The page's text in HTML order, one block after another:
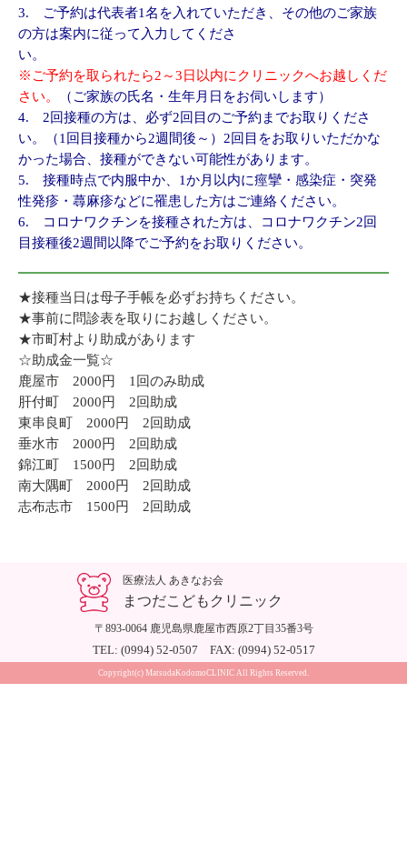
3. ご予約は代表者1名を入れていただき、その他のご家族
の方は案内に従って入力してくださ
い
※ご予約を取られたら2～3日以内にクリニックへお越しくだ
さい。
（ご家族の氏名・生年月日をお伺いします）
4. 2回接種の方は、必ず2回目のご予約までお取りくださ
い。（1回目接種から2週間後～）2回目をお取りいただかな
かった場合、接種ができない可能性があります。
5. 接種時点で内服中か、1か月以内に痙攣・感染症・突発
性発疹・蕁麻疹などに罹患した方はご連絡ください。
6. コロナワクチンを接種された方は、コロナワクチン2回
目接種後2週間以降でご予約をお取りください。
★接種当日は母子手帳を必ずお持ちください。
★事前に問診表を取りにお越しください。
★市町村より助成があります
☆助成金一覧☆
鹿屋市 2000円 1回のみ助成
肝付町 2000円 2回助成
東串良町 2000円 2回助成
垂水市 2000円 2回助成
錦江町 1500円 2回助成
南大隅町 2000円 2回助成
志布志市 1500円 2回助成
医療法人 あきなお会
まつだこどもクリニック
〒893-0064 鹿児島県鹿屋市西原2丁目35番3号
TEL: (0994) 52-0507 FAX: (0994) 52-0517
Copyright(c) MatsudaKodomoCLINIC All Rights Reserved.